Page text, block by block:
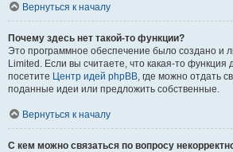
Вернуться к началу
Почему здесь нет такой-то функции?
Это программное обеспечение было создано и
Limited. Если вы считаете, что какая-то
посетите Центр идей phpBB, где можно отдать
поданные идеи или предложить собственные.
Вернуться к началу
С кем можно связаться по вопросу